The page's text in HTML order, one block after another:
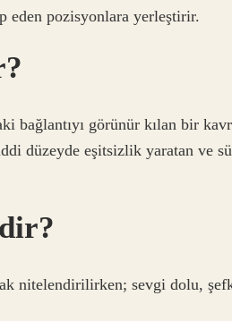
eden pozisyonlara yerleştirir.
bağlantıyı görünür kılan bir
düzeyde eşitsizlik yaratan ve
nitelendirilirken; sevgi dolu,